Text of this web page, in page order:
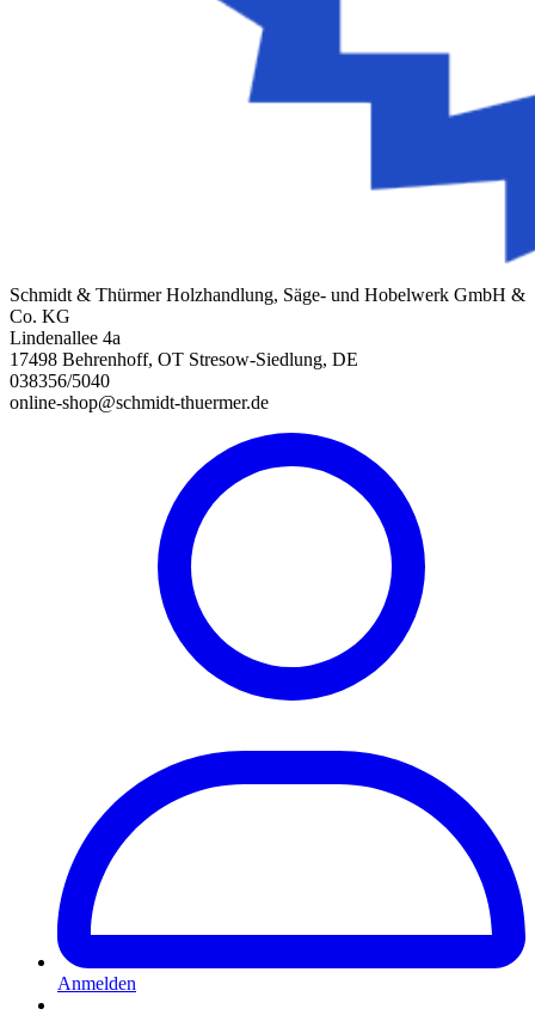
Schmidt & Thürmer Holzhandlung, Säge- und Hobelwerk GmbH &
Co. KG
Lindenallee 4a
17498 Behrenhoff, OT Stresow-Siedlung, DE
038356/5040
online-shop@schmidt-thuermer.de
Anmelden